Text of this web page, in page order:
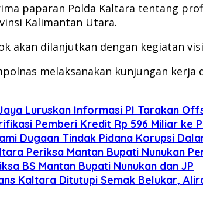
paparan Polda Kaltara tentang
Kalimantan Utara.
akan dilanjutkan dengan kegiatan
melaksanakan kunjungan
Luruskan Informasi PI Tarakan
Pemberi Kredit Rp 596 Miliar ke
Dugaan Tindak Pidana Korupsi
Periksa Mantan Bupati Nunukan
BS Mantan Bupati Nunukan dan JP
Kaltara Ditutupi Semak Belukar,